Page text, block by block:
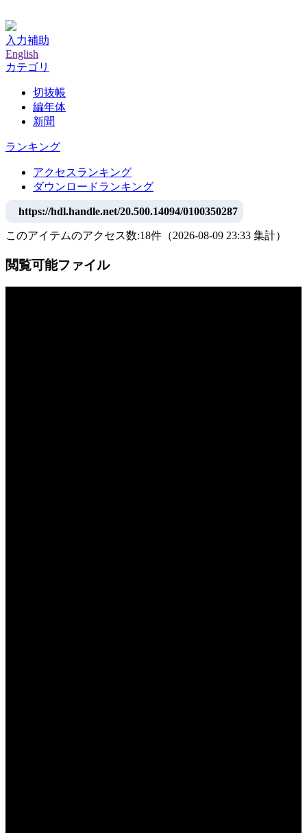
入力補助
English
カテゴリ
切抜帳
編年体
新聞
ランキング
アクセスランキング
ダウンロードランキング
https://hdl.handle.net/20.500.14094/0100350287
このアイテムのアクセス数:18件 （2026-08-09 23:33 集計）
閲覧可能ファイル